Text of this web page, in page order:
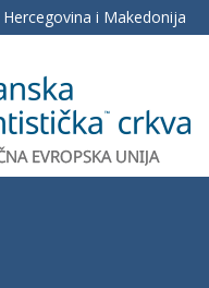
i Makedonija